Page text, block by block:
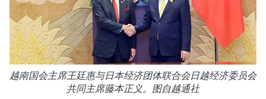
越南国会主席王廷惠与日本经济团体联合会日越经济委员会
共同主席藤本正义。图自越通社